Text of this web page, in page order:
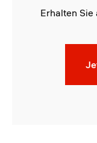
Erhalten